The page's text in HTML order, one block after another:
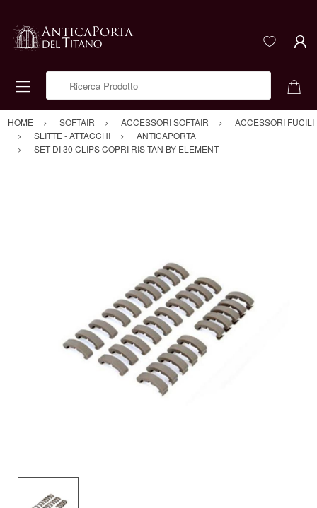
HOME SOFTAIR ACCESSORI SOFTAIR
ACCESSORI FUCILI
SLITTE - ATTACCHI
ANTICAPORTA
SET DI 30 CLIPS COPRI RIS TAN BY ELEMENT